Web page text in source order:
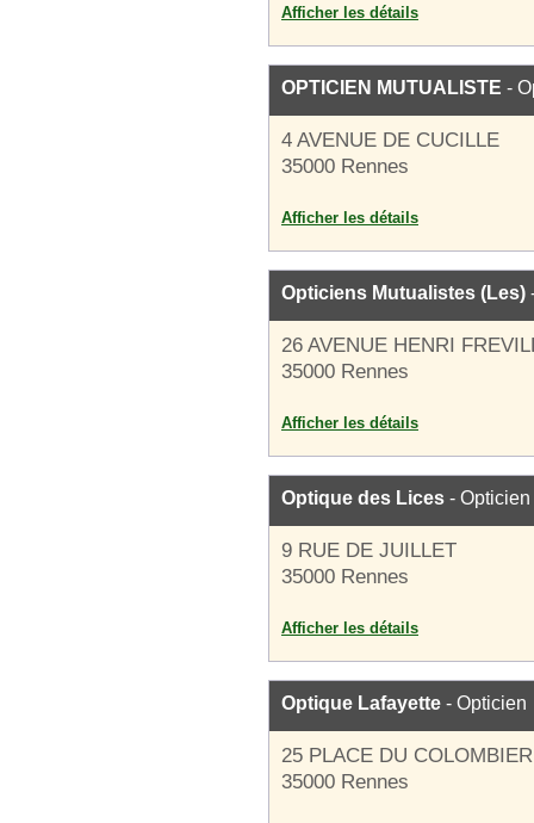
Afficher les détails
OPTICIEN MUTUALISTE -
4 AVENUE DE CUCILLE
35000 Rennes
Afficher les détails
Opticiens Mutualistes (Les)
26 AVENUE HENRI
35000 Rennes
Afficher les détails
Optique des Lices - Opticien
9 RUE DE JUILLET
35000 Rennes
Afficher les détails
Optique Lafayette - Opticien
25 PLACE DU COLOMBIER
35000 Rennes